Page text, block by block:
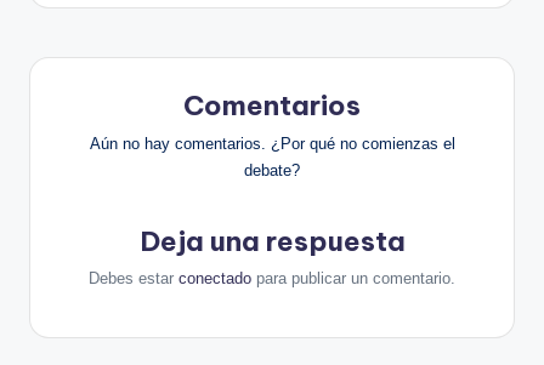
Comentarios
Aún no hay comentarios. ¿Por qué no comienzas el
debate?
Deja una respuesta
Debes estar conectado para publicar un comentario.